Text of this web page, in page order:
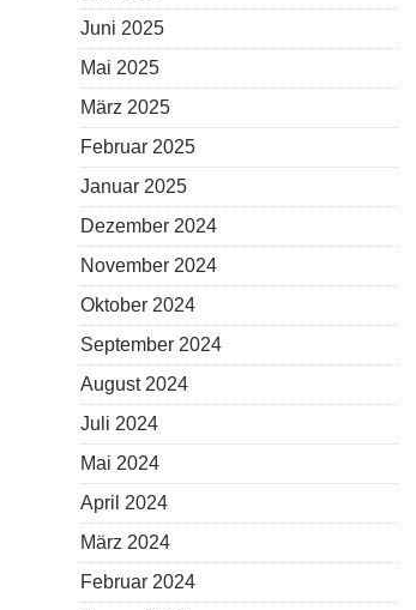
Juni 2025
Mai 2025
März 2025
Februar 2025
Januar 2025
Dezember 2024
November 2024
Oktober 2024
September 2024
August 2024
Juli 2024
Mai 2024
April 2024
März 2024
Februar 2024